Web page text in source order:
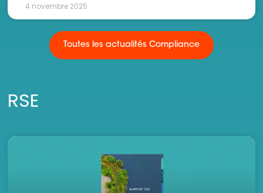
4 novembre 2025
Toutes les actualités Compliance
RSE